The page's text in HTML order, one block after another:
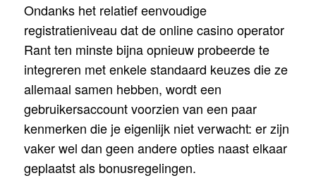
Ondanks het relatief eenvoudige
registratieniveau dat de online casino operator
Rant ten minste bijna opnieuw probeerde te
integreren met enkele standaard keuzes die ze
allemaal samen hebben, wordt een
gebruikersaccount voorzien van een paar
kenmerken die je eigenlijk niet verwacht: er zijn
vaker wel dan geen andere opties naast elkaar
geplaatst als bonusregelingen.